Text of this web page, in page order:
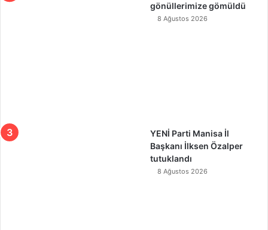
gönüllerimize gömüldü
8 Ağustos 2026
YENİ Parti Manisa İl
Başkanı İlksen Özalper
tutuklandı
8 Ağustos 2026